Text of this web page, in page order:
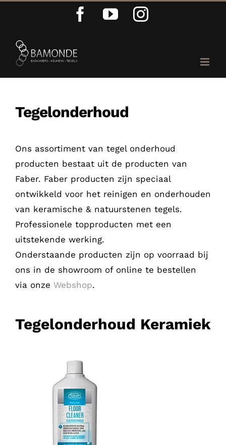
inhoud
Facebook
YouTubeInstagram
Tegelonderhoud
Ons assortiment van tegel onderhoud
producten bestaat uit de producten van
Faber. Faber producten zijn speciaal
ontwikkeld voor het reinigen en onderhouden
van keramische & natuurstenen tegels.
Professionele topproducten met een
uitstekende werking.
Onderstaande producten zijn op voorraad bij
ons in de showroom of online te bestellen
via onze Webshop.
Tegelonderhoud Keramiek